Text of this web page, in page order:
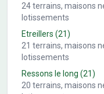
24terrains, maisons
lotissements
Etreillers (21)
21 terrains, maisons
lotissements
Ressons le long (21)
20 terrains, maisons